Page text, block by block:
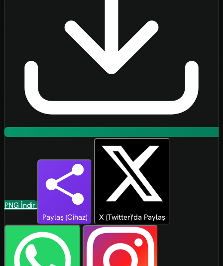
PNG İndir
Paylaş (Cihaz)
X (Twitter)'da Paylaş